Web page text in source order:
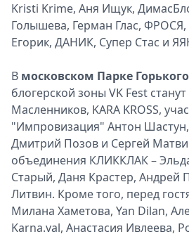
Kristi Krime, Аня Ищук,
Голышева, Герман Глас,
Егорик, ДАНИК, Супер Стас и
В московском Парке Горького
блогерской зоны VK Fest
Масленников, KARA KROSS,
"Импровизация" Антон
Дмитрий Позов и Сергей
объединения КЛИККЛАК –
Старый, Даня Крастер, Андрей
Литвин. Кроме того, перед
Милана Хаметова, Yan Dilan,
Karna.val, Анастасия Ивлеева,